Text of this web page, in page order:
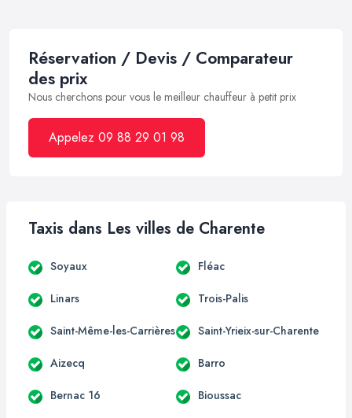
Réservation / Devis / Comparateur
des prix
Nous cherchons pour vous le meilleur chauffeur à petit prix
Appelez 09 88 29 01 98
Taxis dans Les villes de Charente
Soyaux Fléac
Linars Trois-Palis
Saint-Même-les-Carrières Saint-Yrieix-sur-Charente
Aizecq Barro
Bernac 16 Bioussac